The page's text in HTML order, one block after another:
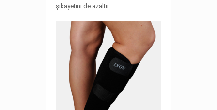
şikayetini de azaltır.